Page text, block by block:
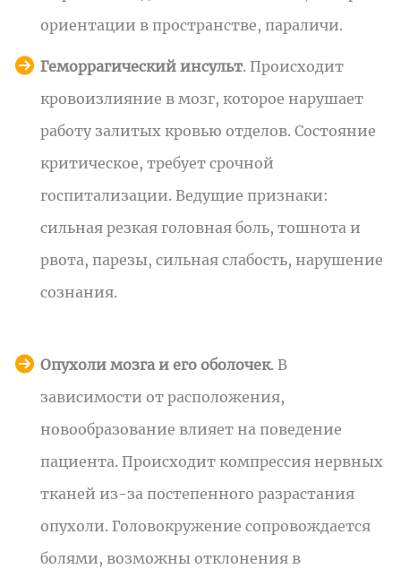
ориентации в пространстве, параличи.
Геморрагический инсульт. Происходит
кровоизлияние в мозг, которое нарушает
работу залитых кровью отделов. Состояние
критическое, требует срочной
госпитализации. Ведущие признаки:
сильная резкая головная боль, тошнота и
рвота, парезы, сильная слабость, нарушение
сознания.
Опухоли мозга и его оболочек. В
зависимости от расположения,
новообразование влияет на поведение
пациента. Происходит компрессия нервных
тканей из-за постепенного разрастания
опухоли. Головокружение сопровождается
болями, возможны отклонения в